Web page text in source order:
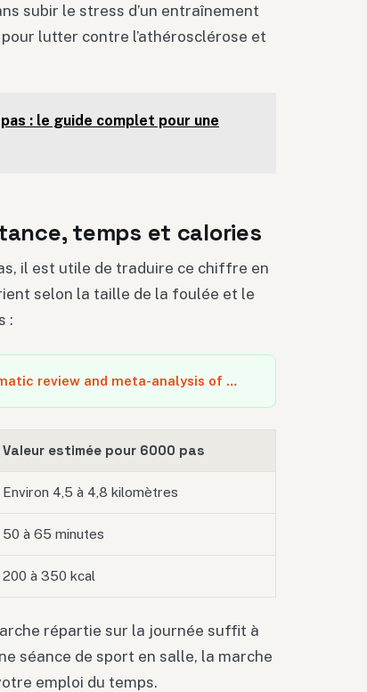
subir le stress d’un entraînement
lutter contre l’athérosclérose et
: le guide complet pour une
temps et calories
il est utile de traduire ce chiffre en
selon la taille de la foulée et le
:
review and meta-analysis of …
Valeur estimée pour 6000 pas
Environ 4,5 à 4,8 kilomètres
50 à 65 minutes
200 à 350 kcal
répartie sur la journée suffit à
séance de sport en salle, la marche
emploi du temps.